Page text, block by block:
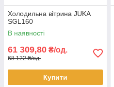
Холодильна вітрина JUKA
SGL160
В наявності
61 309,80 ₴/од.
68 122 ₴/од.
Купити